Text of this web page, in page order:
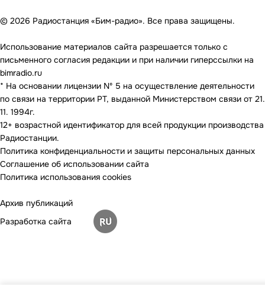
© 2026 Радиостанция «Бим-радио». Все права защищены.
Использование материалов сайта разрешается только с
письменного согласия редакции и при наличии гиперссылки на
bimradio.ru
* На основании лицензии Nº 5 на осуществление деятельности
по связи на территории РТ, выданной Министерством связи от 21.
11. 1994г.
12+ возрастной идентификатор для всей продукции производства
Радиостанции.
Политика конфиденциальности и защиты персональных данных
Соглашение об использовании сайта
Политика использования cookies
Архив публикаций
Разработка сайта